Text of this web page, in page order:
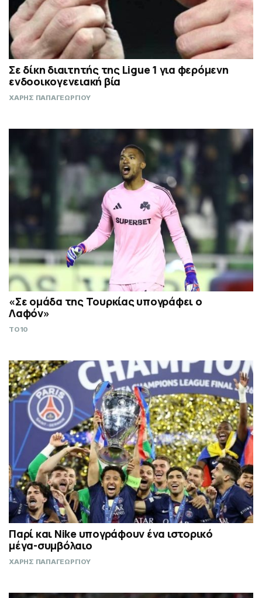
Σε δίκη διαιτητής της Ligue 1 για φερόμενη
ενδοοικογενειακή βία
ΧΑΡΗΣ ΠΑΠΑΓΕΩΡΓΙΟΥ
«Σε ομάδα της Τουρκίας υπογράφει ο
Λαφόν»
TO10
Παρί και Nike υπογράφουν ένα ιστορικό
μέγα-συμβόλαιο
ΧΑΡΗΣ ΠΑΠΑΓΕΩΡΓΙΟΥ